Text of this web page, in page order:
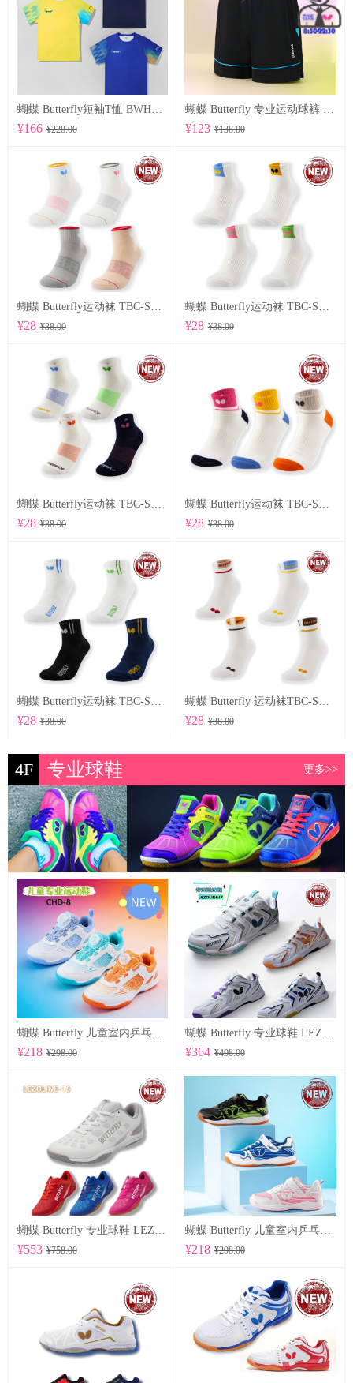
蝴蝶 Butterfly短袖T恤 BWH850
¥166 ¥228.00 ¥123 ¥138.00
¥28 ¥38.00 ¥28 ¥38.00
¥28 ¥38.00 ¥28 ¥38.00
¥28 ¥38.00 ¥28 ¥38.00
4F 专业球鞋 更多>>
蝴蝶 Butterfly 儿童室内乒乓球鞋 CHD-8
¥218 ¥298.00
蝴蝶 Butterfly 专业球鞋 LEZOLINE-17
¥364 ¥498.00
蝴蝶 Butterfly 专业球鞋 LEZOLINE-15
¥553 ¥758.00
蝴蝶 Butterfly 儿童室内乒乓球鞋 CHD-7
¥218 ¥298.00